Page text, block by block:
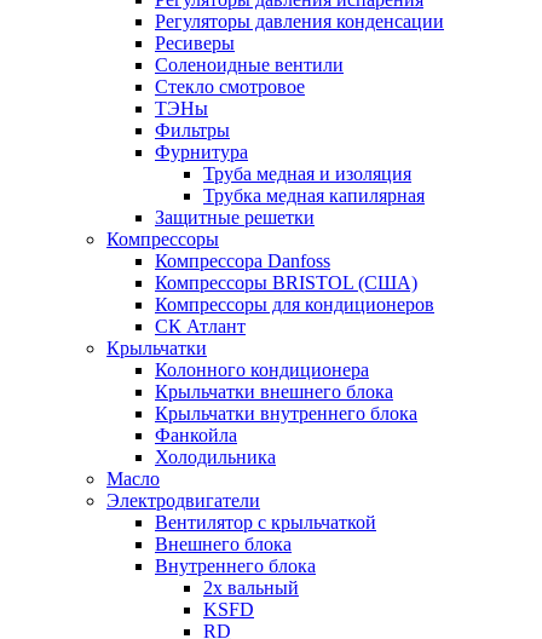
Регуляторы давления конденсации
Ресиверы
Соленоидные вентили
Стекло смотровое
ТЭНы
Фильтры
Фурнитура
Труба медная и изоляция
Трубка медная капилярная
Защитные решетки
Компрессоры
Компрессора Danfoss
Компрессоры BRISTOL (США)
Компрессоры для кондиционеров
СК Атлант
Крыльчатки
Колонного кондиционера
Крыльчатки внешнего блока
Крыльчатки внутреннего блока
Фанкойла
Холодильника
Масло
Электродвигатели
Вентилятор с крыльчаткой
Внешнего блока
Внутреннего блока
2х вальный
KSFD
RD